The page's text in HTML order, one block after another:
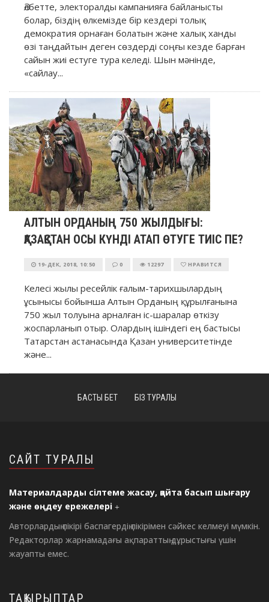
Әлбетте, электоралды кампанияға байланысты
болар, біздің өлкемізде бір кездері толық
демократия орнаған болатын және халық ханды
өзі таңдайтын деген сөздерді соңғы кезде барған
сайын жиі естуге тура келеді. Шын мәнінде,
«сайлау...
АЛТЫН ОРДАНЫҢ 750 ЖЫЛДЫҒЫ:
ҚАЗАҚСТАН ОСЫ КҮНДІ АТАП ӨТУГЕ ТИІС ПЕ?
19-ДЕК, 2018, 10:50 0 12297 НРАВИТСЯ
Келесі жылы ресейлік ғалым-тарихшылардың
ұсынысы бойынша Алтын Орданың құрылғанына
750 жыл толуына арналған іс-шаралар өткізу
жоспарланып отыр. Олардың ішіндегі ең бастысы
Татарстан астанасында Қазан университетінде
және...
БАСТЫ БЕТ БІЗ ТУРАЛЫ
САЙТ ТУРАЛЫ
Материалдарды сілтеме жасау, қайта басып шығару
және өңдеу ережелері
Авторлардың пікірі баспагердің пікірімен сәйкес келмеуі мүмкін.
Редакторлар жарнамадағы ақпараттың дұрыстығы үшін
жауапты емес.
ТАҚЫРЫПТАР